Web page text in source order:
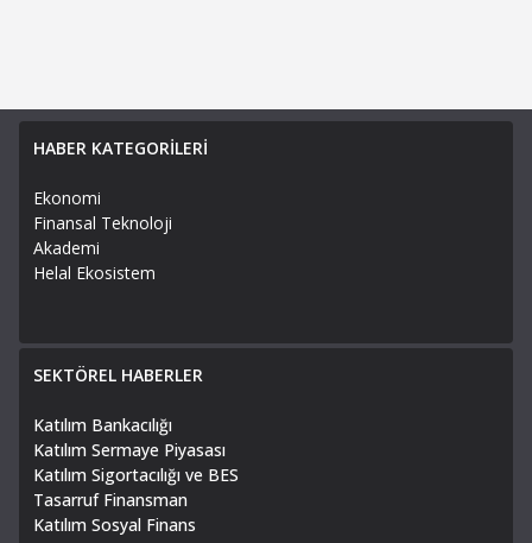
HABER KATEGORİLERİ
Ekonomi
Finansal Teknoloji
Akademi
Helal Ekosistem
SEKTÖREL HABERLER
Katılım Bankacılığı
Katılım Sermaye Piyasası
Katılım Sigortacılığı ve BES
Tasarruf Finansman
Katılım Sosyal Finans